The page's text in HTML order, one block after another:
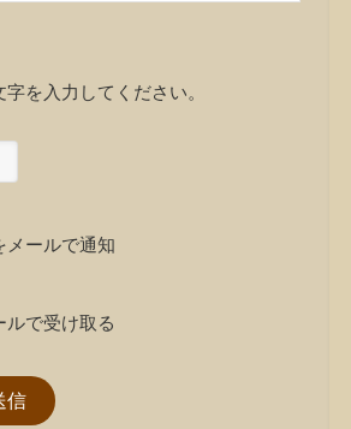
字を入力してください。
メールで通知
ルで受け取る